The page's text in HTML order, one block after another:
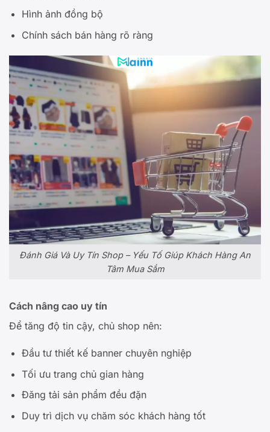
Hình ảnh đồng bộ
Chính sách bán hàng rõ ràng
Đánh Giá Và Uy Tín Shop – Yếu Tố Giúp Khách Hàng An
Tâm Mua Sắm
Cách nâng cao uy tín
Để tăng độ tin cậy, chủ shop nên:
Đầu tư thiết kế banner chuyên nghiệp
Tối ưu trang chủ gian hàng
Đăng tải sản phẩm đều đặn
Duy trì dịch vụ chăm sóc khách hàng tốt